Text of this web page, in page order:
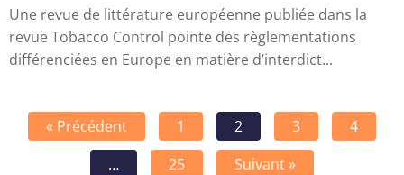
Une revue de littérature européenne publiée dans la
revue Tobacco Control pointe des règlementations
différenciées en Europe en matière d’interdict...
« Précédent 1 2 3
4
…
25 Suivant »